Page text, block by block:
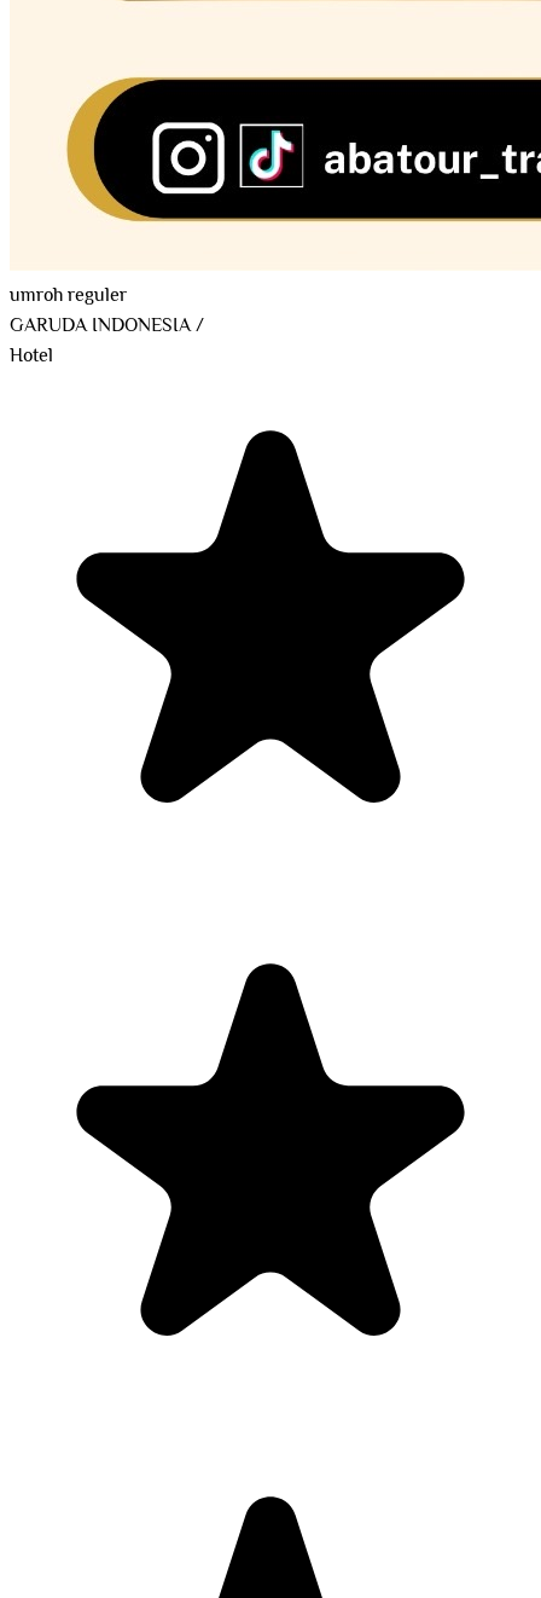
umroh reguler
GARUDA INDONESIA/
Hotel